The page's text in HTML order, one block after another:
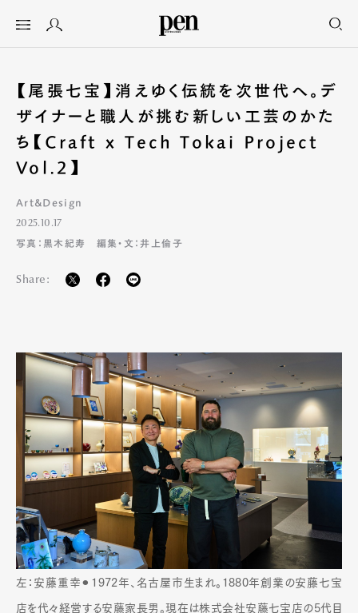
【尾張七宝】消えゆく伝統を次世代へ。デ
ザイナーと職人が挑む新しい工芸のかた
ち【Craft x Tech Tokai Project
Vol.2】
Art&Design
2025.10.17
写真：黒木紀寿 編集・文：井上倫子
Share:
左：安藤重幸⚫︎1972年、名古屋市生まれ。1880年創業の安藤七宝
店を代々経営する安藤家長男。現在は株式会社安藤七宝店の5代目